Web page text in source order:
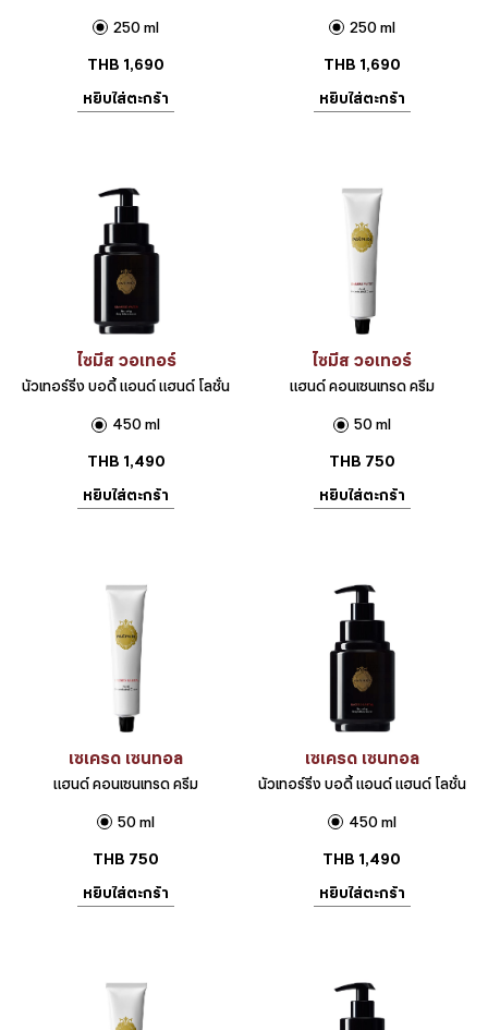
250 ml
THB 1,690
หยิบใส่ตะกร้า
250 ml
THB 1,690
หยิบใส่ตะกร้า
ไซมีส วอเทอร์
นัวเทอร์ริ่ง บอดี้ แอนด์ แฮนด์ โลชั่น
450 ml
THB 1,490
หยิบใส่ตะกร้า
ไซมีส วอเทอร์
แฮนด์ คอนเซนเทรด ครีม
50 ml
THB 750
หยิบใส่ตะกร้า
เซเครด เซนทอล
แฮนด์ คอนเซนเทรด ครีม
50 ml
THB 750
หยิบใส่ตะกร้า
เซเครด เซนทอล
นัวเทอร์ริ่ง บอดี้ แอนด์ แฮนด์ โลชั่น
450 ml
THB 1,490
หยิบใส่ตะกร้า